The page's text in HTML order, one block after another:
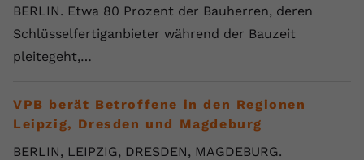
BERLIN. Etwa 80 Prozent der Bauherren, deren
Schlüsselfertiganbieter während der Bauzeit
pleitegeht,…
VPB berät Betroffene in den Regionen
Leipzig, Dresden und Magdeburg
BERLIN, LEIPZIG, DRESDEN, MAGDEBURG.
Zweck
speichern, der eingebettete YouTube-
Videos verwendet.